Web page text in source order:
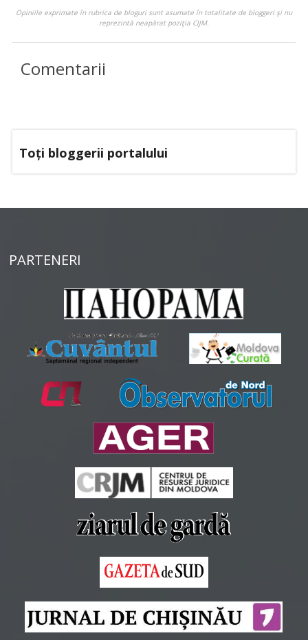
Opiniile exprimate în rubrica de bloguri sunt asumate în totalitate de bloggeri şi nu
reprezintă neapărat poziţia CIJM.
Comentarii
Toți bloggerii portalului
PARTENERI